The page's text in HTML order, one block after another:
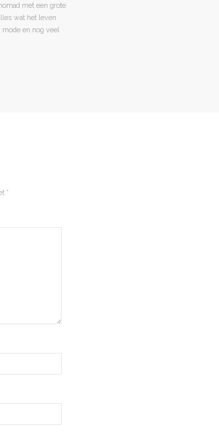
met een grote
wat het leven
mode en nog veel
*